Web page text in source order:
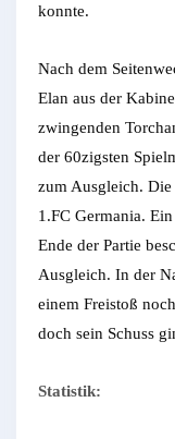
konnte.
Nach dem
Elan aus der
zwingenden
der 60zigsten
zum Ausgleich.
1.FC Germania.
Ende der Partie
Ausgleich. In der
einem Freistoß
doch sein Schuss
Statistik: